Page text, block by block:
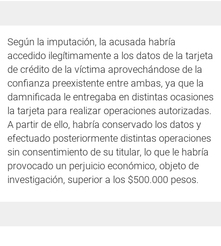
Según la imputación, la acusada habría
accedido ilegítimamente a los datos de la tarjeta
de crédito de la víctima aprovechándose de la
confianza preexistente entre ambas, ya que la
damnificada le entregaba en distintas ocasiones
la tarjeta para realizar operaciones autorizadas.
A partir de ello, habría conservado los datos y
efectuado posteriormente distintas operaciones
sin consentimiento de su titular, lo que le habría
provocado un perjuicio económico, objeto de
investigación, superior a los $500.000 pesos.